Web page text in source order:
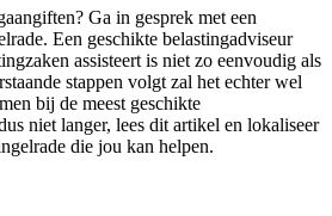
Ga in gesprek met een
Een geschikte belastingadviseur
assisteert is niet zo eenvoudig als
stappen volgt zal het echter wel
bij de meest geschikte
niet langer, lees dit artikel en lokaliseer
die jou kan helpen.